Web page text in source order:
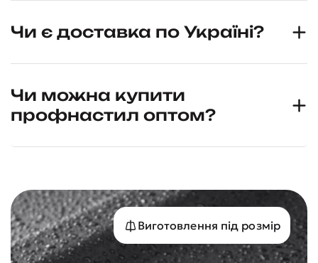
Чи є доставка по Україні?
Чи можна купити
профнастил оптом?
Виготовлення під розмір